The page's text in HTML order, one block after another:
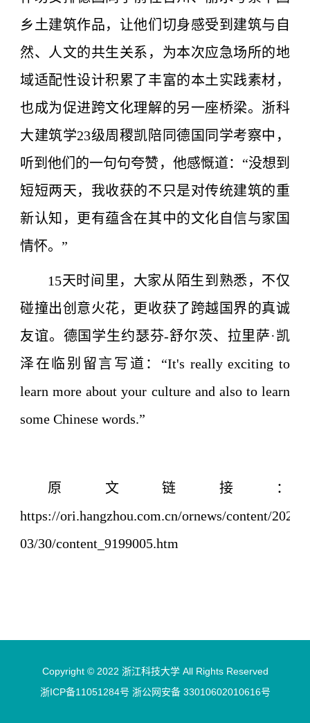
乡土建筑作品，让他们切身感受到建筑与自
然、人文的共生关系，为本次应急场所的地
域适配性设计积累了丰富的本土实践素材，
也成为促进跨文化理解的另一座桥梁。浙科
大建筑学23级周稷凯陪同德国同学考察中，
听到他们的一句句夸赞，他感慨道：“没想到
短短两天，我收获的不只是对传统建筑的重
新认知，更有蕴含在其中的文化自信与家国
情怀。”
15天时间里，大家从陌生到熟悉，不仅
碰撞出创意火花，更收获了跨越国界的真诚
友谊。德国学生约瑟芬-舒尔茨、拉里萨·凯
泽在临别留言写道：“It's really exciting to
learn more about your culture and also to learn
some Chinese words.”
原文链接：
https://ori.hangzhou.com.cn/ornews/content/2026-
03/30/content_9199005.htm
Copyright © 2022 浙江科技大学 All Rights Reserved
浙ICP备11051284号 浙公网安备 33010602010616号